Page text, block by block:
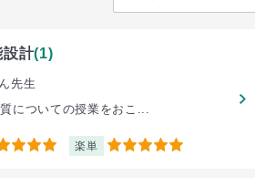
設計(1)
先生
についての授業をおこ...
楽単 5